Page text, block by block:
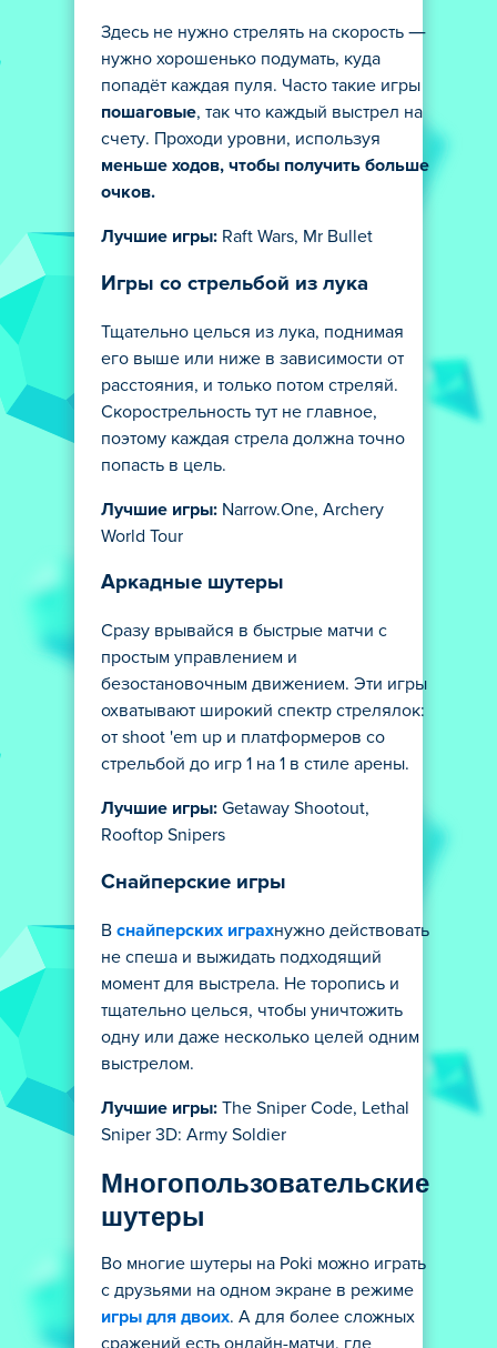
Здесь не нужно стрелять на скорость —
нужно хорошенько подумать, куда
попадёт каждая пуля. Часто такие игры
пошаговые, так что каждый выстрел на
счету. Проходи уровни, используя
меньше ходов, чтобы получить больше
очков.
Лучшие игры: Raft Wars, Mr Bullet
Игры со стрельбой из лука
Тщательно целься из лука, поднимая
его выше или ниже в зависимости от
расстояния, и только потом стреляй.
Скорострельность тут не главное,
поэтому каждая стрела должна точно
попасть в цель.
Лучшие игры: Narrow.One, Archery
World Tour
Аркадные шутеры
Сразу врывайся в быстрые матчи с
простым управлением и
безостановочным движением. Эти игры
охватывают широкий спектр стрелялок:
от shoot 'em up и платформеров со
стрельбой до игр 1 на 1 в стиле арены.
Лучшие игры: Getaway Shootout,
Rooftop Snipers
Снайперские игры
В снайперских играхнужно действовать
не спеша и выжидать подходящий
момент для выстрела. Не торопись и
тщательно целься, чтобы уничтожить
одну или даже несколько целей одним
выстрелом.
Лучшие игры: The Sniper Code, Lethal
Sniper 3D: Army Soldier
Многопользовательские
шутеры
Во многие шутеры на Poki можно играть
с друзьями на одном экране в режиме
игры для двоих. А для более сложных
сражений есть онлайн-матчи, где